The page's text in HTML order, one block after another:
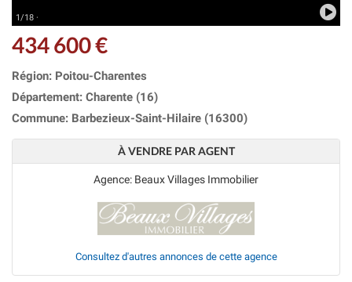
1/18 ·
434 600 €
Région: Poitou-Charentes
Département: Charente (16)
Commune: Barbezieux-Saint-Hilaire (16300)
À VENDRE PAR AGENT
Agence: Beaux Villages Immobilier
Consultez d'autres annonces de cette agence